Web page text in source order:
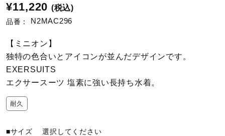
バドミントン
陸上競技
ソフトボール
¥11,220 (税込)
品番： N2MAC296
【ミニオン】
独特の色合いとアイコンが並んだデザインです。
EXERSUITS
エクサースーツ 塩素に強い長持ち水着。
耐久
■サイズ選択してください